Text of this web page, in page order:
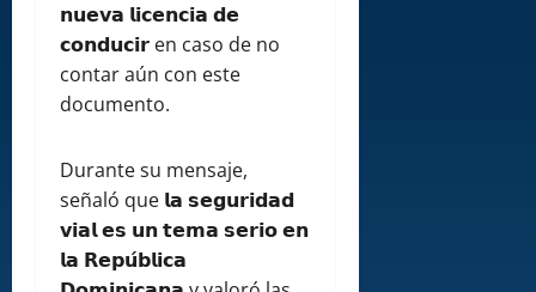
𝗻𝘂𝗲𝘃𝗮 𝗹𝗶𝗰𝗲𝗻𝗰𝗶𝗮 𝗱𝗲
𝗰𝗼𝗻𝗱𝘂𝗰𝗶𝗿 en caso de no
contar aún con este
documento.
Durante su mensaje,
señaló que 𝗹𝗮 𝘀𝗲𝗴𝘂𝗿𝗶𝗱𝗮𝗱
𝘃𝗶𝗮𝗹 𝗲𝘀 𝘂𝗻 𝘁𝗲𝗺𝗮 𝘀𝗲𝗿𝗶𝗼 𝗲𝗻
𝗹𝗮 𝗥𝗲𝗽𝘂́𝗯𝗹𝗶𝗰𝗮